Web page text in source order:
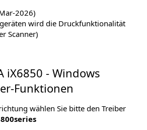
2026)
wird die Druckfunktionalität
Scanner)
iX6850 - Windows
Funktionen
wählen Sie bitte den Treiber